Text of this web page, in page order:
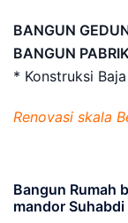
BANGUN
BANGUN
* Konstruksi
Renovasi skala
Bangun Rumah
mandor Suhabdi